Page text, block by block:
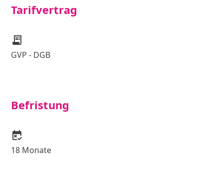
Tarifvertrag
receipt_long
GVP - DGB
Befristung
free_cancellation
18 Monate